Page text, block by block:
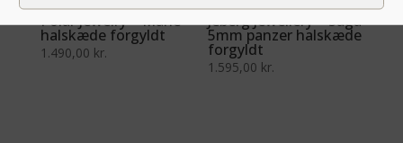
Polar Jewelry – Måne
halskæde forgyldt
1.490,00 kr.
Jeberg Jewellery – Saga
5mm panzer halskæde
forgyldt
1.595,00 kr.